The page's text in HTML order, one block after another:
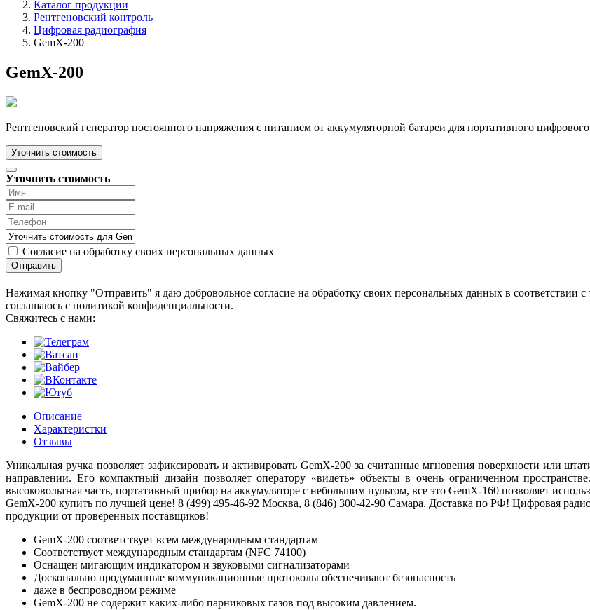
Каталог продукции
Рентгеновский контроль
Цифровая радиография
GemX-200
GemX-200
Рентгеновский генератор постоянного напряжения с питанием от аккумуляторной батареи для портативного
Уточнить стоимость
Уточнить стоимость
Согласие на обработку своих персональных данных
Отправить
Нажимая кнопку "Отправить" я даю добровольное согласие на обработку своих персональных данных в
соглашаюсь с политикой конфиденциальности.
Cвяжитесь с нами:
Описание
Характеристки
Отзывы
Уникальная ручка позволяет зафиксировать и активировать GemX-200 за считанные мгновения поверхности или
направлении. Его компактный дизайн позволяет оператору «видеть» объекты в очень ограниченном
высоковольтная часть, портативный прибор на аккумуляторе с небольшим пультом, все это GemX-160 позволяет
GemX-200 купить по лучшей цене! 8 (499) 495-46-92 Москва, 8 (846) 300-42-90 Самара. Доставка по РФ! Цифровая
продукции от проверенных поставщиков!
GemX-200 соответствует всем международным стандартам
Соответствует международным стандартам (NFC 74100)
Оснащен мигающим индикатором и звуковыми сигнализаторами
Досконально продуманные коммуникационные протоколы обеспечивают безопасность
даже в беспроводном режиме
GemX-200 не содержит каких-либо парниковых газов под высоким давлением.